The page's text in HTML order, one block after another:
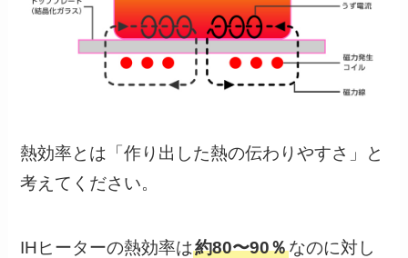
熱効率とは「作り出した熱の伝わりやすさ」と
考えてください。
IHヒーターの熱効率は約80〜90％なのに対し